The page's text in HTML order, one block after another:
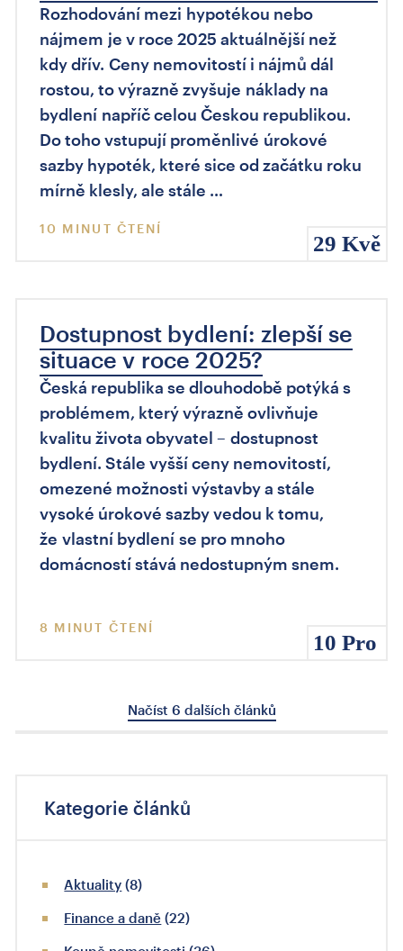
29 Kvě
Rozhodování mezi hypotékou nebo
nájmem je v roce 2025 aktuálnější než
kdy dřív. Ceny nemovitostí i nájmů dál
rostou, to výrazně zvyšuje náklady na
bydlení napříč celou Českou republikou.
Do toho vstupují proměnlivé úrokové
sazby hypoték, které sice od začátku roku
mírně klesly, ale stále …
10 MINUT ČTENÍ
10 Pro
Dostupnost bydlení: zlepší se
situace v roce 2025?
Česká republika se dlouhodobě potýká s
problémem, který výrazně ovlivňuje
kvalitu života obyvatel – dostupnost
bydlení. Stále vyšší ceny nemovitostí,
omezené možnosti výstavby a stále
vysoké úrokové sazby vedou k tomu,
že vlastní bydlení se pro mnoho
domácností stává nedostupným snem.
8 MINUT ČTENÍ
Načíst 6 dalších článků
Kategorie článků
Aktuality (8)
Finance a daně (22)